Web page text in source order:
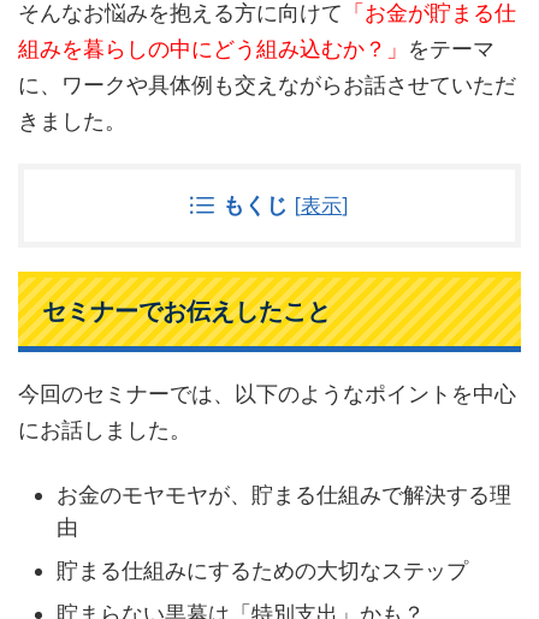
そんなお悩みを抱える方に向けて 「お金が貯まる仕
組みを暮らしの中にどう組み込むか？」 をテーマ
に、ワークや具体例も交えながらお話させていただ
きました。
もくじ [表示]
セミナーでお伝えしたこと
今回のセミナーでは、以下のようなポイントを中心
にお話しました。
お金のモヤモヤが、貯まる仕組みで解決する理
由
貯まる仕組みにするための大切なステップ
貯まらない黒幕は「特別支出」かも？